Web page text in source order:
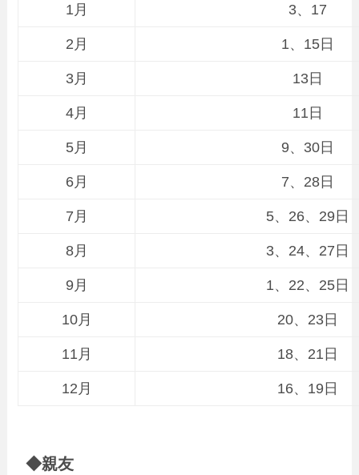
1月 3、17
2月 1、15日
3月 13日
4月 11日
5月 9、30日
6月 7、28日
7月 5、26、29日
8月 3、24、27日
9月 1、22、25日
10月 20、23日
11月 18、21日
12月 16、19日
◆親友